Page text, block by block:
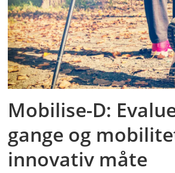
Mobilise-D:
gange og
innovativ måte